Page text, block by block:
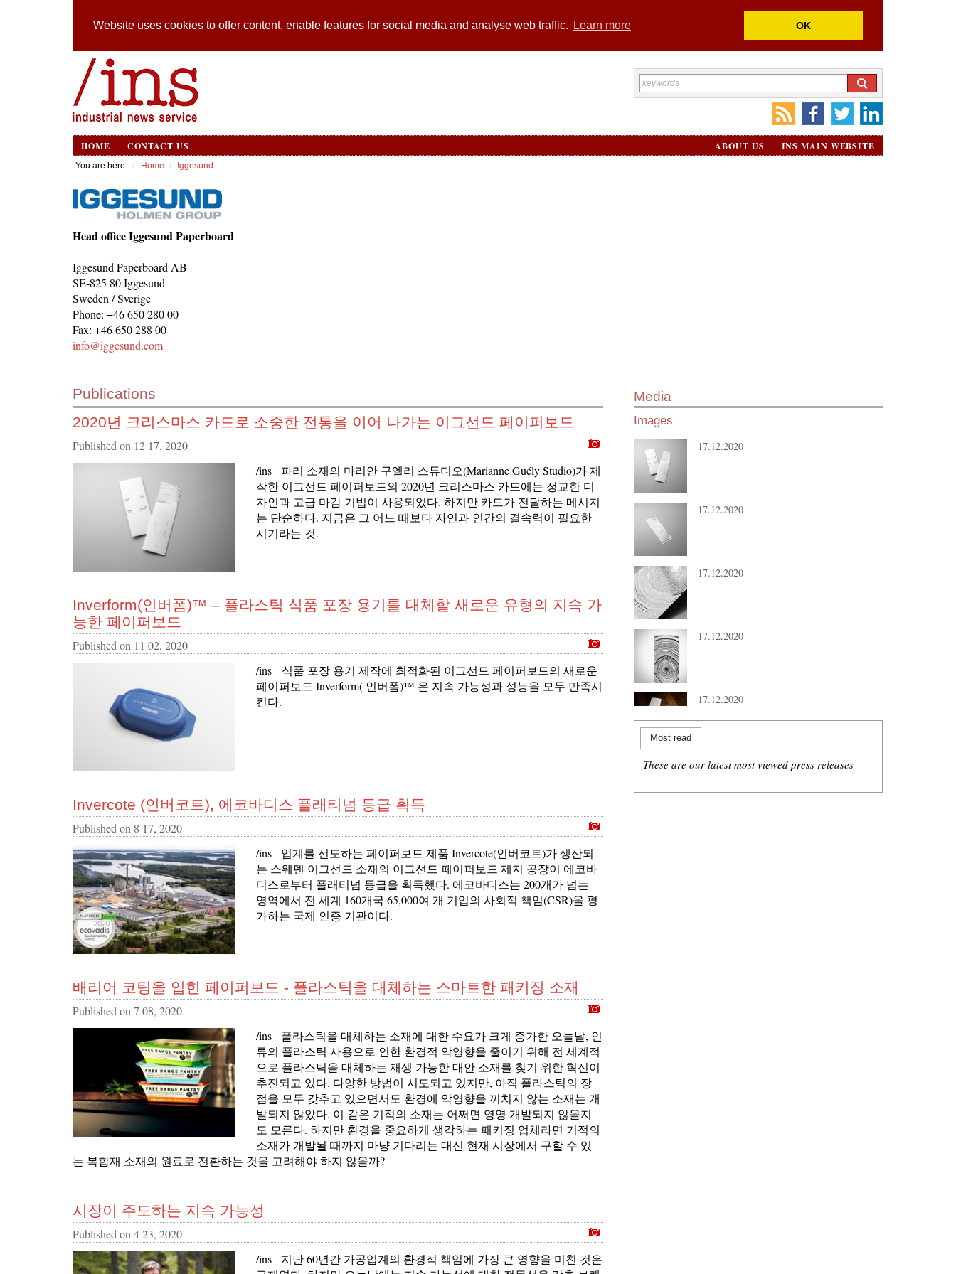
Website uses cookies to offer content, enable features for social media and analyse web traffic. Learn more OK
HOME CONTACT US INS MAIN WEBSITE
ABOUT US
You are here: Home Iggesund
Head office Iggesund Paperboard
Iggesund Paperboard AB
SE-825 80 Iggesund
Sweden / Sverige
Phone: +46 650 280 00
Fax: +46 650 288 00
info@iggesund.com
Publications
2020년 크리스마스 카드로 소중한 전통을 이어 나가는 이그선드 페이퍼보드
Published on 12 17, 2020
/ins 파리 소재의 마리안 구엘리 스튜디오(Marianne Guély Studio)가 제
작한 이그선드 페이퍼보드의 2020년 크리스마스 카드에는 정교한 디
자인과 고급 마감 기법이 사용되었다. 하지만 카드가 전달하는 메시지
는 단순하다. 지금은 그 어느 때보다 자연과 인간의 결속력이 필요한
시기라는 것.
Inverform(인버폼)™ – 플라스틱 식품 포장 용기를 대체할 새로운 유형의 지속 가
능한 페이퍼보드
Published on 11 02, 2020
/ins 식품 포장 용기 제작에 최적화된 이그선드 페이퍼보드의 새로운
페이퍼보드 Inverform( 인버폼)™ 은 지속 가능성과 성능을 모두 만족시
킨다.
Invercote (인버코트), 에코바디스 플래티넘 등급 획득
Published on 8 17, 2020
/ins 업계를 선도하는 페이퍼보드 제품 Invercote(인버코트)가 생산되
는 스웨덴 이그선드 소재의 이그선드 페이퍼보드 제지 공장이 에코바
디스로부터 플래티넘 등급을 획득했다. 에코바디스는 200개가 넘는
영역에서 전 세계 160개국 65,000여 개 기업의 사회적 책임(CSR)을 평
가하는 국제 인증 기관이다.
배리어 코팅을 입힌 페이퍼보드 - 플라스틱을 대체하는 스마트한 패키징 소재
Published on 7 08, 2020
/ins 플라스틱을 대체하는 소재에 대한 수요가 크게 증가한 오늘날, 인
류의 플라스틱 사용으로 인한 환경적 악영향을 줄이기 위해 전 세계적
으로 플라스틱을 대체하는 재생 가능한 대안 소재를 찾기 위한 혁신이
추진되고 있다. 다양한 방법이 시도되고 있지만, 아직 플라스틱의 장
점을 모두 갖추고 있으면서도 환경에 악영향을 끼치지 않는 소재는 개
발되지 않았다. 이 같은 기적의 소재는 어쩌면 영영 개발되지 않을지
도 모른다. 하지만 환경을 중요하게 생각하는 패키징 업체라면 기적의
소재가 개발될 때까지 마냥 기다리는 대신 현재 시장에서 구할 수 있
는 복합재 소재의 원료로 전환하는 것을 고려해야 하지 않을까?
시장이 주도하는 지속 가능성
Published on 4 23, 2020
/ins 지난 60년간 가공업계의 환경적 책임에 가장 큰 영향을 미친 것은
Media
Images
17.12.2020
17.12.2020
17.12.2020
17.12.2020
17.12.2020
Most read
These are our latest most viewed press releases